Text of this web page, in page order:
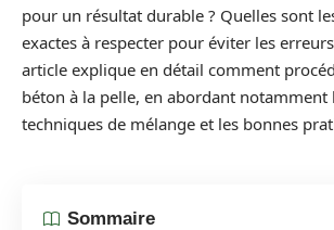
pour un résultat durable ? Quelles sont
exactes à respecter pour éviter les
article explique en détail comment
béton à la pelle, en abordant notamment
techniques de mélange et les bonnes
Sommaire